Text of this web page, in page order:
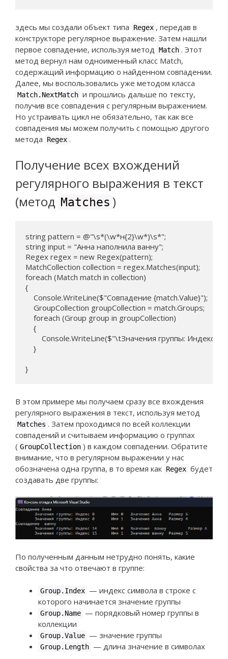
здесь мы создали объект типа Regex , передав в
конструкторе регулярное выражение. Затем нашли
первое совпадение, используя метод
Match . Этот
метод вернул нам одноименный класс Match,
содержащий информацию о найденном совпадении.
Далее, мы воспользовались уже методом класса
Match.NextMatch и прошлись дальше по тексту,
получив все совпадения с регулярным выражением.
Но устраивать цикл не обязательно, так как все
совпадения мы можем получить с помощью другого
метода
Regex .
Получение всех вхождений
регулярного выражения в текст
(метод Matches )
string pattern = @"\s*(\w*н{2}\w*)\s*";
string input = "Анна наполнила ванну";
Regex regex = new Regex(pattern);
MatchCollection collection = regex.Matches(input);
foreach (Match match in collection)
{
    Console.WriteLine($"Совпадение {match.Value}");
    GroupCollection groupCollection = match.Groups;
    foreach (Group group in groupCollection)
    {
Console.WriteLine($"\tЗначения группы: Индекс
    }
}
В этом примере мы получаем сразу все вхождения
регулярного выражения в текст, используя метод
Matches . Затем проходимся по всей коллекции
совпадений и считываем информацию о группах
( GroupCollection ) в каждом совпадении. Обратите
внимание, что в регулярном выражении у нас
обозначена одна группа, в то время как Regex будет
создавать две группы:
По полученным данным нетрудно понять, какие
свойства за что отвечают в группе:
Group.Index — индекс символа в строке с
которого начинается значение группы
Group.Name — порядковый номер группы в
коллекции
Group.Value — значение группы
Group.Length — длина значение в символах